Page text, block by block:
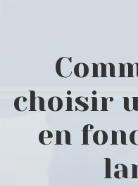
choisir
en